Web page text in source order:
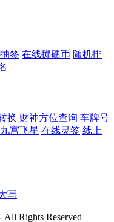
签 在线掷硬币 随机排
换 财神方位查询 车牌号
九宫飞星 在线灵签 线上
写
All Rights Reserved